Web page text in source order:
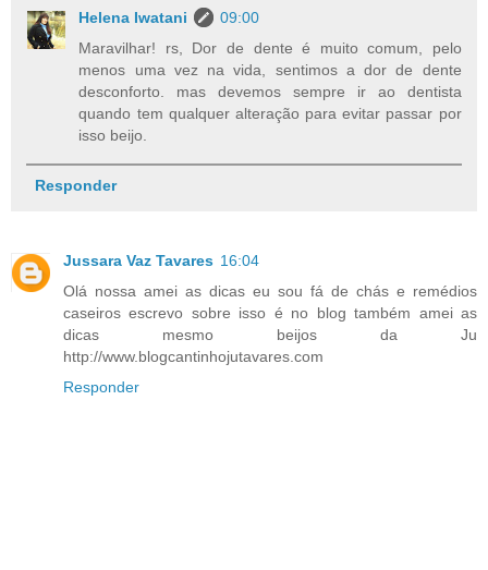
Helena Iwatani
09:00
Maravilhar! rs, Dor de dente é muito comum, pelo
menos uma vez na vida, sentimos a dor de dente
desconforto. mas devemos sempre ir ao dentista
quando tem qualquer alteração para evitar passar por
isso beijo.
Responder
Jussara Vaz Tavares 16:04
Olá nossa amei as dicas eu sou fá de chás e remédios
caseiros escrevo sobre isso é no blog também amei as
dicas mesmo beijos da Ju
http://www.blogcantinhojutavares.com
Responder